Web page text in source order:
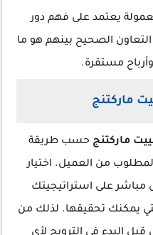
يعتمد على فهم دور
الصحيح بينهم هو ما
مستقرة.
ماركتنج
ماركتنج حسب طريقة
من العميل. اختيار
مباشر على استراتيجيتك
يمكنك تحقيقها. لذلك من